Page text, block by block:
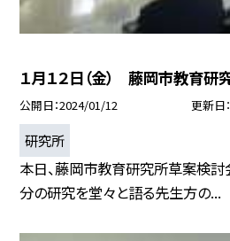
１月１２日（金） 藤岡市教育
公開日 2024/01/12 更新日
研究所
本日、藤岡市教育研究所草案検討
分の研究を堂々と語る先生方の...